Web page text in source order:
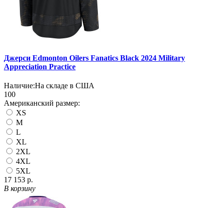
Джерси Edmonton Oilers Fanatics Black 2024 Military
Appreciation Practice
Наличие:На складе в США
100
Американский размер:
XS
M
L
XL
2XL
4XL
5XL
17 153 р.
В корзину